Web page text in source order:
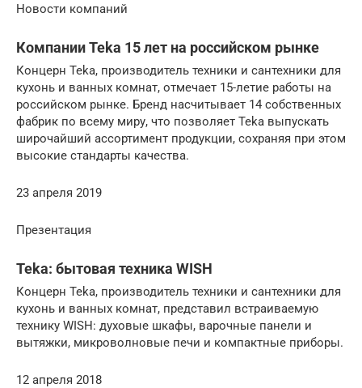
Новости компаний
Компании Teka 15 лет на российском рынке
Концерн Teka, производитель техники и сантехники для
кухонь и ванных комнат, отмечает 15-летие работы на
российском рынке. Бренд насчитывает 14 собственных
фабрик по всему миру, что позволяет Teka выпускать
широчайший ассортимент продукции, сохраняя при этом
высокие стандарты качества.
23 апреля 2019
Презентация
Teka: бытовая техника WISH
Концерн Teka, производитель техники и сантехники для
кухонь и ванных комнат, представил встраиваемую
технику WISH: духовые шкафы, варочные панели и
вытяжки, микроволновые печи и компактные приборы.
12 апреля 2018